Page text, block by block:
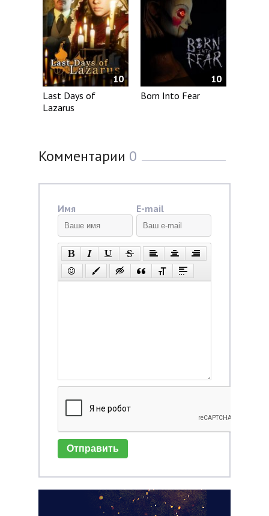
10
Last Days of
Lazarus
10
Born Into Fear
Комментарии 0
Имя E-mail
Отправить